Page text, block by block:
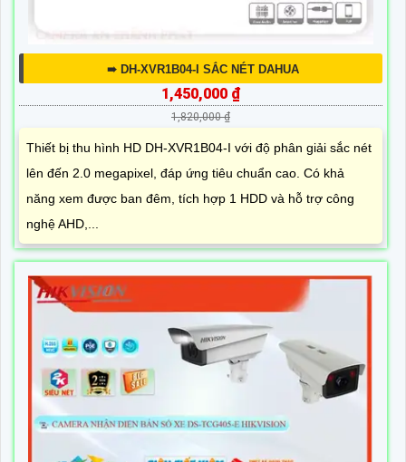
➠ DH-XVR1B04-I SẮC NÉT DAHUA
1,450,000 ₫
1,820,000 ₫
Thiết bị thu hình HD DH-XVR1B04-I với độ phân giải sắc nét
lên đến 2.0 megapixel, đáp ứng tiêu chuẩn cao. Có khả
năng xem được ban đêm, tích hợp 1 HDD và hỗ trợ công
nghệ AHD,...